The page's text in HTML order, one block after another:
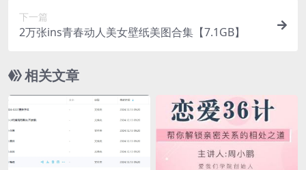
下一篇
2万张ins青春动人美女壁纸美图合集【7.1GB】
相关文章